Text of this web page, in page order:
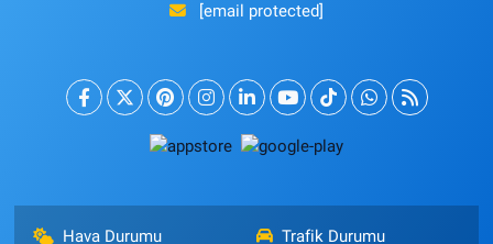
[email protected]
Hava Durumu Trafik Durumu